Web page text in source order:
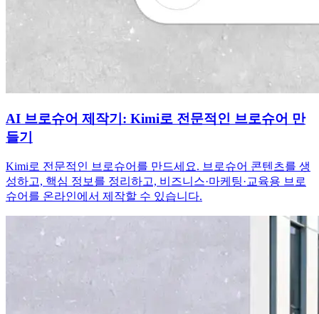
AI 브로슈어 제작기: Kimi로 전문적인 브로슈어 만
들기
Kimi로 전문적인 브로슈어를 만드세요. 브로슈어 콘텐츠를 생
성하고, 핵심 정보를 정리하고, 비즈니스·마케팅·교육용 브로
슈어를 온라인에서 제작할 수 있습니다.